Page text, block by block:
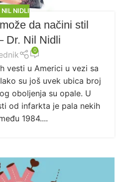
NIL NIDLI
da načini stil
Dr. Nil Nidli
0
vesti u Americi u vezi sa
su još uvek ubica broj
oboljenja su opale. U
od infarkta je pala nekih
1984....